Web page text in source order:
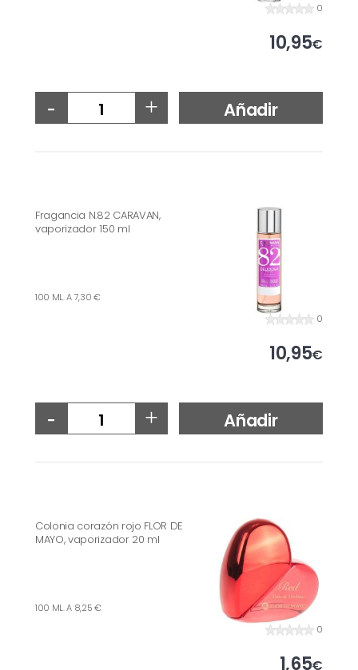
0
10,95€
- + Añadir
Fragancia N.82 CARAVAN,
vaporizador 150 ml
0
100 ML. A 7,30 €
10,95€
- + Añadir
Colonia corazón rojo FLOR DE
MAYO, vaporizador 20 ml
0
100 ML. A 8,25 €
1,65€